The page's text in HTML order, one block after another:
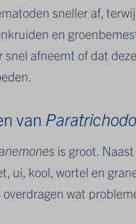
sneller af,
en
afneemt of dat
van
is groot.
ui, kool, wortel en
wat